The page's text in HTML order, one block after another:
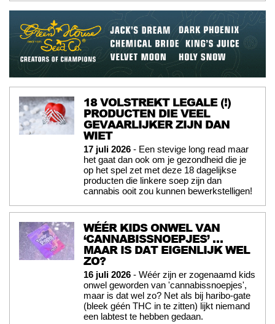
18 VOLSTREKT LEGALE (!)
PRODUCTEN DIE VEEL
GEVAARLIJKER ZIJN DAN
WIET
17 juli 2026 - Een stevige long read maar
het gaat dan ook om je gezondheid die je
op het spel zet met deze 18 dagelijkse
producten die linkere soep zijn dan
cannabis ooit zou kunnen bewerkstelligen!
WÉÉR KIDS ONWEL VAN
‘CANNABISSNOEPJES’ …
MAAR IS DAT EIGENLIJK WEL
ZO?
16 juli 2026 - Wéér zijn er zogenaamd kids
onwel geworden van 'cannabissnoepjes',
maar is dat wel zo? Net als bij haribo-gate
(bleek géén THC in te zitten) lijkt niemand
een labtest te hebben gedaan.